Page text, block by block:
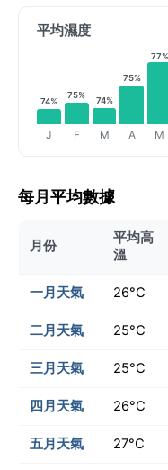
平均濕度
74%
J
75%
F
74%
M
75%
A
77%
M
每月平均數據
月份
平均高
溫
一月天氣 26°C
二月天氣 25°C
三月天氣 25°C
四月天氣 26°C
五月天氣 27°C